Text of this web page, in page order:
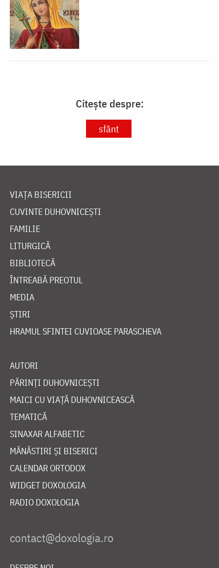
Citește despre:
sfânt
VIAȚA BISERICII
CUVINTE DUHOVNICEȘTI
FAMILIE
LITURGICĂ
BIBLIOTECĂ
ÎNTREABĂ PREOTUL
MEDIA
ȘTIRI
HRAMUL SFINTEI CUVIOASE PARASCHEVA
AUTORI
PĂRINȚI DUHOVNICEȘTI
MAICI CU VIAȚĂ DUHOVNICEASCĂ
TEMATICĂ
SINAXAR ALFABETIC
MĂNĂSTIRI ȘI BISERICI
CALENDAR ORTODOX
WIDGET DOXOLOGIA
RADIO DOXOLOGIA